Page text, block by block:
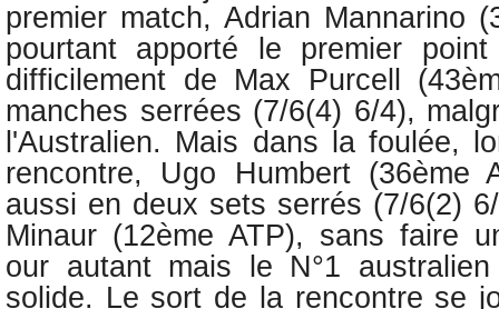
premier match,Adrian Mannarino
pourtant apporté le premier
difficilement de Max Purcell
manches serrées (7/6(4) 6/4),
l'Australien. Mais dans la foulée,
rencontre, Ugo Humbert (36ème
aussi en deux sets serrés (7/6(2)
Minaur (12ème ATP), sans faire
our autant mais le N°1
solide. Le sort de la rencontre se